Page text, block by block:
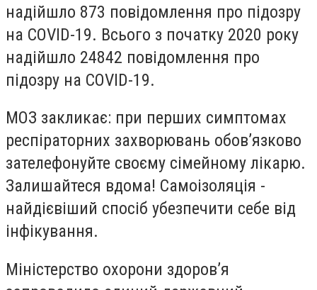
надійшло 873 повідомлення про підозру
на COVID-19. Всього з початку 2020 року
надійшло 24842 повідомлення про
підозру на COVID-19.
МОЗ закликає: при перших симптомах
респіраторних захворювань обов’язково
зателефонуйте своєму сімейному лікарю.
Залишайтеся вдома! Самоізоляція -
найдієвіший спосіб убезпечити себе від
інфікування.
Міністерство охорони здоров’я